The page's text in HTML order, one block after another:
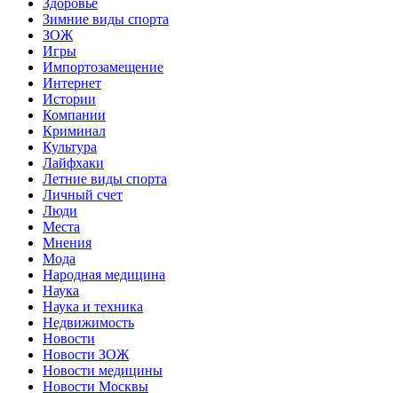
Здоровье
Зимние виды спорта
ЗОЖ
Игры
Импортозамещение
Интернет
Истории
Компании
Криминал
Культура
Лайфхаки
Летние виды спорта
Личный счет
Люди
Места
Мнения
Мода
Народная медицина
Наука
Наука и техника
Недвижимость
Новости
Новости ЗОЖ
Новости медицины
Новости Москвы